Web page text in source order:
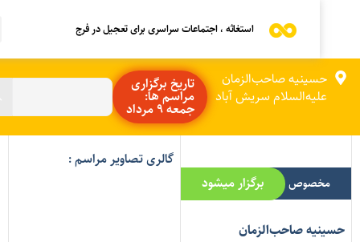
استغاثه ، اجتماعات سراسری برای تعجیل در فرج
حسینیه صاحب‌الزمان
علیه‌السلام سریش آباد
تاریخ برگزاری
مراسم ها:
جمعه 9 مرداد
مخصوص بانوانبرگزار میشود
صاحب‌الزمان
گالری تصاویر مراسم :